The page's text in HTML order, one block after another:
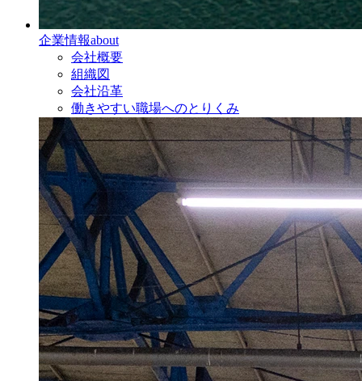
企業情報about
会社概要
組織図
会社沿革
働きやすい職場へのとりくみ